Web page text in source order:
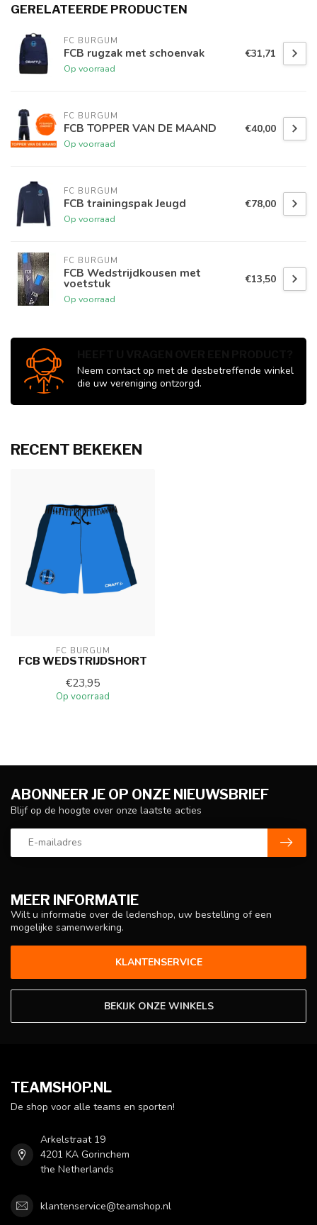
GERELATEERDE PRODUCTEN
FC BURGUM
FCB rugzak met schoenvak
Op voorraad
€31,71
FC BURGUM
FCB TOPPER VAN DE MAAND
Op voorraad
€40,00
FC BURGUM
FCB trainingspak Jeugd
Op voorraad
€78,00
FC BURGUM
FCB Wedstrijdkousen met
voetstuk
Op voorraad
€13,50
Neem contact op met de desbetreffende winkel
die uw vereniging ontzorgd.
RECENT BEKEKEN
FC BURGUM
FCB WEDSTRIJDSHORT
€23,95
Op voorraad
MEER INFORMATIE
Wilt u informatie over de ledenshop, uw bestelling of een
mogelijke samenwerking.
KLANTENSERVICE
BEKIJK ONZE WINKELS
ABONNEER JE OP ONZE NIEUWSBRIEF
Blijf op de hoogte over onze laatste acties
TEAMSHOP.NL
De shop voor alle teams en sporten!
Arkelstraat 19
4201 KA Gorinchem
the Netherlands
klantenservice@teamshop.nl